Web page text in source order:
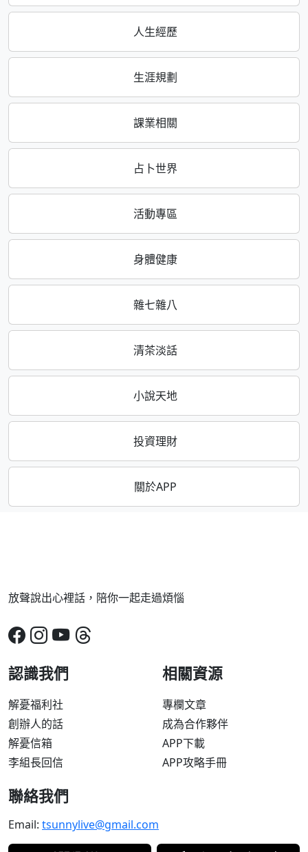
人生經歷
生涯規劃
課業相關
占卜世界
活動專區
身體健康
雜七雜八
清茶淡話
小說天地
投資理財
關於APP
放聲說出心裡話，陪你一起走過煩惱
認識我們
解憂福利社
創辦人的話
解憂信箱
李組長回信
相關資源
專欄文章
成為合作夥伴
APP下載
APP攻略手冊
聯絡我們
Email: tsunnylive@gmail.com